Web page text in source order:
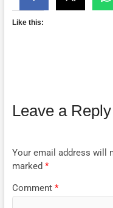
Like this:
Leave a Reply
Your email address will
marked *
Comment *